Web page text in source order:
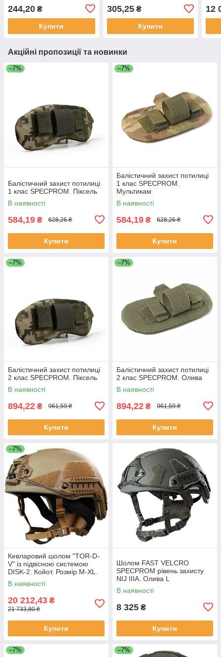
244,20 ₴
Купити
305,25₴
Купити
12
Акційні пропозиції та новинки
–7%
Балістичний захист потилиці
1 клас SPECPROM. Піксель
В наявності
584,19 ₴ 628,26 ₴
Купити
–7%
Балістичний захист потилиці
1 клас SPECPROM.
Мультикам
В наявності
584,19 ₴ 628,26 ₴
Купити
–7%
Балістичний захист потилиці
2 клас SPECPROM. Піксель
В наявності
894,22 ₴ 961,59 ₴
Купити
–7%
Балістичний захист потилиці
2 клас SPECPROM. Олива
В наявності
894,22 ₴ 961,59 ₴
Купити
–7%
Кевларовий шолом "TOR-D-
V" із підвісною системою
DISK-2. Койот. Розмір M-XL.
XL (60-64 см)
В наявності
20 212,43 ₴
21 733,80 ₴
Купити
Шолом FAST VELCRO
SPECPROM рівень захисту
NIJ IIIA. Олива L
В наявності
8 325 ₴
Купити
–7% –7%